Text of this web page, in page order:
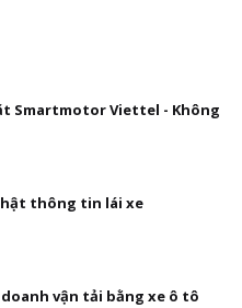
Smartmotor Viettel - Không
thông tin lái xe
vận tải bằng xe ô tô